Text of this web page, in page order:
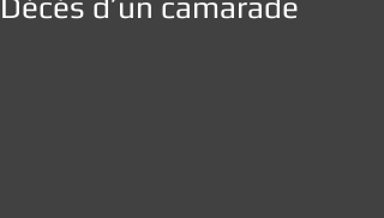
Décès d’un camarade